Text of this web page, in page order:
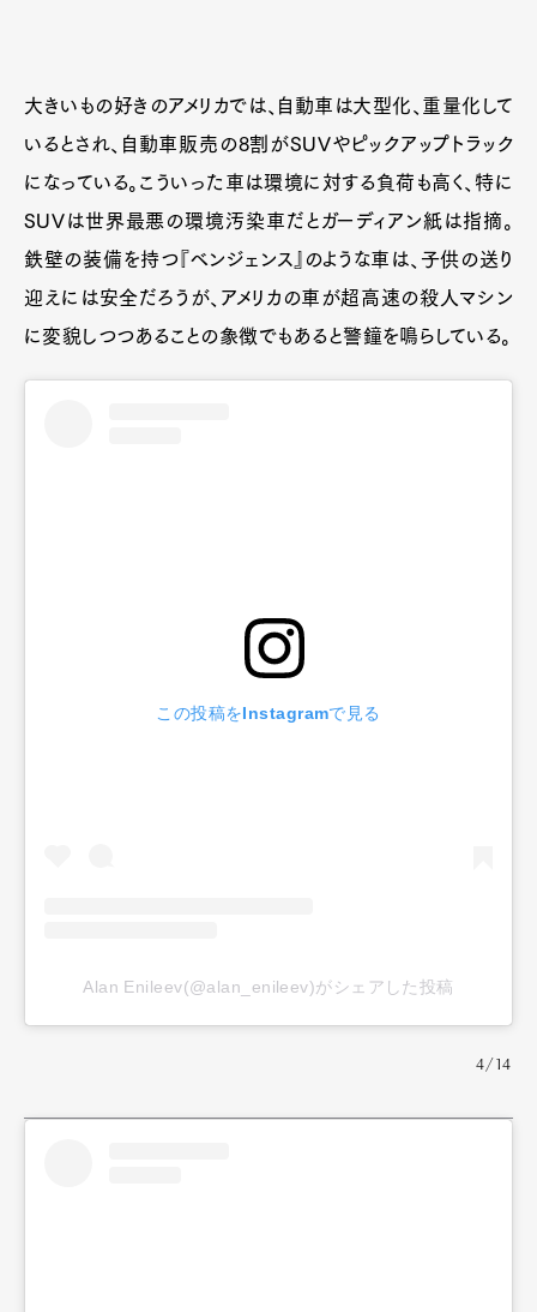
大きいもの好きのアメリカでは、自動車は大型化、重量化して
いるとされ、自動車販売の8割がSUVやピックアップトラック
になっている。こういった車は環境に対する負荷も高く、特に
SUVは世界最悪の環境汚染車だとガーディアン紙は指摘。
鉄壁の装備を持つ『ベンジェンス』のような車は、子供の送り
迎えには安全だろうが、アメリカの車が超高速の殺人マシン
に変貌しつつあることの象徴でもあると警鐘を鳴らしている。
この投稿をInstagramで見る
Alan Enileev(@alan_enileev)がシェアした投稿
4/14